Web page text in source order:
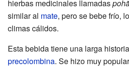
hierbas medicinales llamadas
similar al mate, pero se bebe frío,
climas cálidos.
Esta bebida tiene una larga
precolombina. Se hizo muy